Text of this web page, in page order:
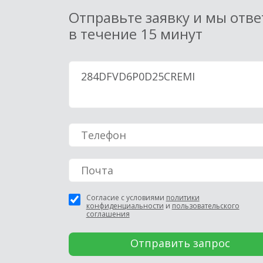
Отправьте заявку и мы
в течение 15 минут
Согласие с условиями политики
конфиденциальности и пользовательского
соглашения